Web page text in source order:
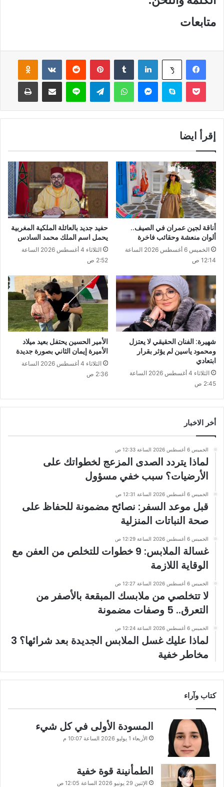
متابعات
فيسبوك ‫X لينكدإن بينتيريست
سكايب واتساب لاين
إقرأ ايضا
أناقة لجين عمران في الصيف..
ألوان منعشة وحقائب فاخرة
الخميس 6 أغسطس 2026 الساعة
12:14 ص
حفيد جديد بالعائلة الملكية المغربية
يحمل اسم الملك محمد السادس
الثلاثاء 4 أغسطس 2026 الساعة
2:52 ص
شهيرة: الفنان الحقيقي لا يعتزل
ومحمود ياسين لم يؤثر بقرار
ابتعادي
الثلاثاء 4 أغسطس 2026 الساعة
2:45 ص
الأمير الحسين يحتفل بعيد ميلاد
الأميرة إيمان الثاني بصورة جديدة
الثلاثاء 4 أغسطس 2026 الساعة
2:36 ص
أخر الاخبار
الخميس 6 أغسطس 2026 الساعة 12:33 ص
لماذا يتردد الصدى المزعج لخطواتك على
الأرضيات؟ سبب خفي مسؤول
الخميس 6 أغسطس 2026 الساعة 12:31 ص
قبل موعد السفر: نصائح مضمونة للحفاظ على
صحة النباتات المنزلية
الخميس 6 أغسطس 2026 الساعة 12:29 ص
غسالة الملابس: 9 خطوات للتخلص من العفن مع
الوقاية اللازمة
الخميس 6 أغسطس 2026 الساعة 12:27 ص
لا تتخلصي من ملابسك المبقعة بالأصفر من
التعرق.. 5 وصفات مضمونة
الخميس 6 أغسطس 2026 الساعة 12:24 ص
لماذا عليك غسل الملابس الجديدة بعد شرائها؟ 3
مخاطر خفية
كتاب وآراء
المسودة الأولى في كل شيء
الأربعاء 1 يوليو 2026 الساعة 10:07 م
الطمأنينة قوة خفية
الإثنين 29 يونيو 2026 الساعة 12:05 ص